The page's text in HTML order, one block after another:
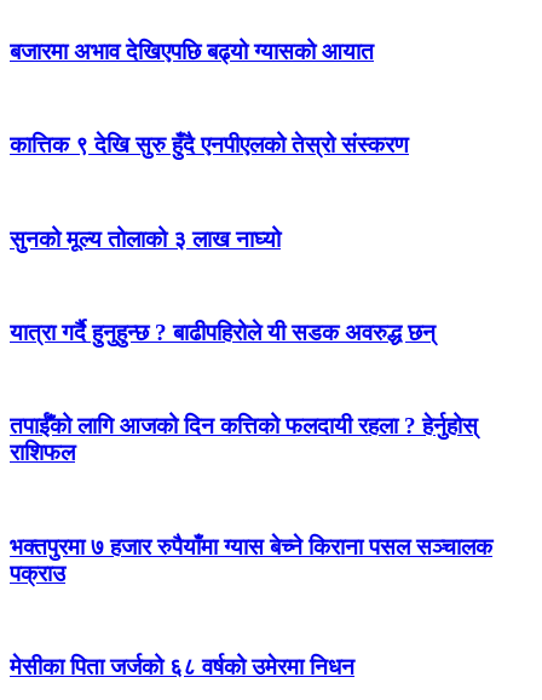
बजारमा अभाव देखिएपछि बढ्यो ग्यासको आयात
कात्तिक ९ देखि सुरु हुँदै एनपीएलको तेस्रो संस्करण
सुनको मूल्य तोलाको ३ लाख नाघ्यो
यात्रा गर्दै हुनुहुन्छ ? बाढीपहिरोले यी सडक अवरुद्ध छन्
तपाईँको लागि आजको दिन कत्तिको फलदायी रहला ? हेर्नुहोस्
राशिफल
भक्तपुरमा ७ हजार रुपैयाँमा ग्यास बेच्ने किराना पसल सञ्चालक
पक्राउ
मेसीका पिता जर्जको ६८ वर्षको उमेरमा निधन